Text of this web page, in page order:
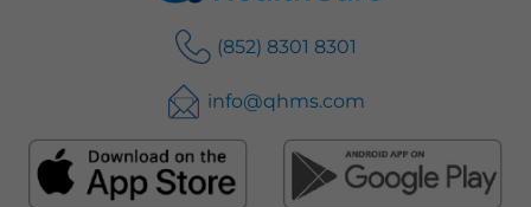
(852) 8301 8301
info@qhms.com